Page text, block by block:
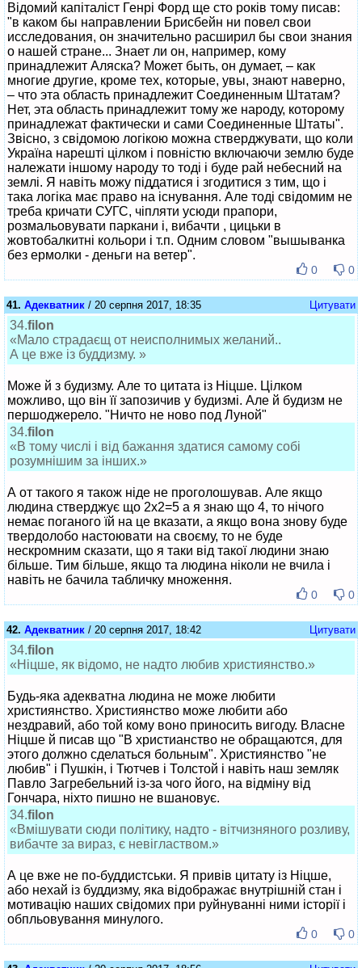
Відомий капіталіст Генрі Форд ще сто років тому писав:
"в каком бы направлении Брисбейн ни повел свои
исследования, он значительно расширил бы свои знания
о нашей стране... Знает ли он, например, кому
принадлежит Аляска? Может быть, он думает, – как
многие другие, кроме тех, которые, увы, знают наверно,
– что эта область принадлежит Соединенным Штатам?
Нет, эта область принадлежит тому же народу, которому
принадлежат фактически и сами Соединенные Штаты".
Звісно, з свідомою логікою можна стверджувати, що коли
Україна нарешті цілком і повністю включаючи землю буде
належати іншому народу то тоді і буде рай небесний на
землі. Я навіть можу піддатися і згодитися з тим, що і
така логіка має право на існування. Але тоді свідомим не
треба кричати СУГС, чіпляти усюди прапори,
розмальовувати паркани і, вибачти , цицьки в
жовтобалкитні кольори і т.п. Одним словом "вышыванка
без ермолки - деньги на ветер".
0 0
41. Адекватник / 20 серпня 2017, 18:35 Цитувати
34.filon
«Мало страдаєщ от неисполнимых желаний..
А це вже із буддизму. »
Може й з будизму. Але то цитата із Ніцше. Цілком
можливо, що він її запозичив у будизмі. Але й будизм не
першоджерело. "Ничто не ново под Луной"
34.filon
«В тому числі і від бажання здатися самому собі
розумнішим за інших.»
А от такого я також ніде не проголошував. Але якщо
людина стверджує що 2х2=5 а я знаю що 4, то нічого
немає поганого їй на це вказати, а якщо вона знову буде
твердолобо настоювати на своєму, то не буде
нескромним сказати, що я таки від такої людини знаю
більше. Тим більше, якщо та людина ніколи не вчила і
навіть не бачила табличку множення.
0 0
42. Адекватник / 20 серпня 2017, 18:42 Цитувати
34.filon
«Ніцше, як відомо, не надто любив християнство.»
Будь-яка адекватна людина не може любити
християнство. Християнство може любити або
нездравий, або той кому воно приносить вигоду. Власне
Ніцше й писав що "В христианство не обращаются, для
этого должно сделаться больным". Християнство "не
любив" і Пушкін, і Тютчев і Толстой і навіть наш земляк
Павло Загребельний із-за чого його, на відміну від
Гончара, ніхто пишно не вшановує.
34.filon
«Вмішувати сюди політику, надто - вітчизняного розливу,
вибачте за вираз, є невіглаством.»
А це вже не по-буддистськи. Я привів цитату із Ніцше,
або нехай із буддизму, яка відображає внутрішній стан і
мотивацію наших свідомих при руйнуванні ними історії і
обпльовування минулого.
0 0